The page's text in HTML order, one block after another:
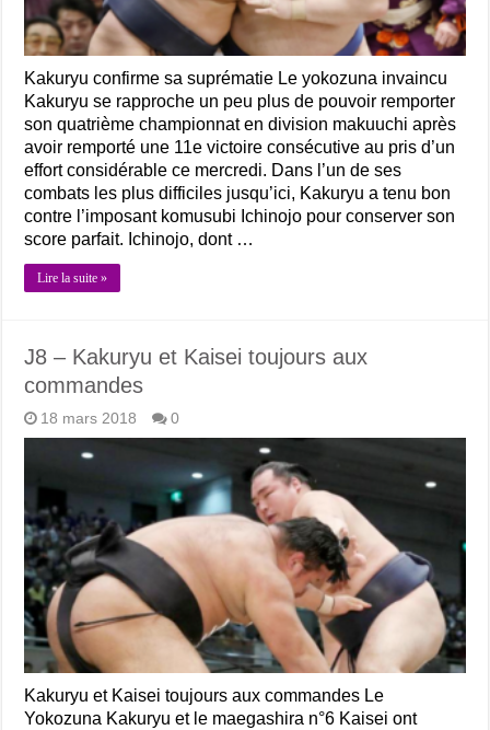
Kakuryu confirme sa suprématie Le yokozuna invaincu
Kakuryu se rapproche un peu plus de pouvoir remporter
son quatrième championnat en division makuuchi après
avoir remporté une 11e victoire consécutive au pris d’un
effort considérable ce mercredi. Dans l’un de ses
combats les plus difficiles jusqu’ici, Kakuryu a tenu bon
contre l’imposant komusubi Ichinojo pour conserver son
score parfait. Ichinojo, dont …
Lire la suite »
J8 – Kakuryu et Kaisei toujours aux
commandes
18 mars 2018 0
Kakuryu et Kaisei toujours aux commandes Le
Yokozuna Kakuryu et le maegashira n°6 Kaisei ont